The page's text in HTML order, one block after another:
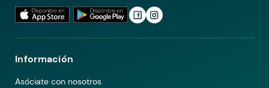
Información
Asóciate con nosotros